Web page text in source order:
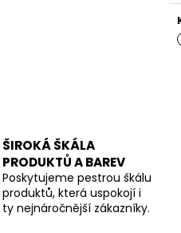
ŠIROKÁ ŠKÁLA
PRODUKTŮ A BAREV
Poskytujeme pestrou škálu
produktů, která uspokojí i
ty nejnáročnější zákazníky.